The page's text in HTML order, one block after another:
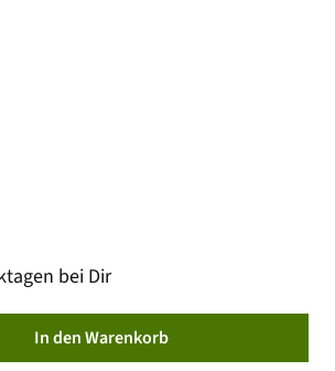
bei Dir
In den Warenkorb